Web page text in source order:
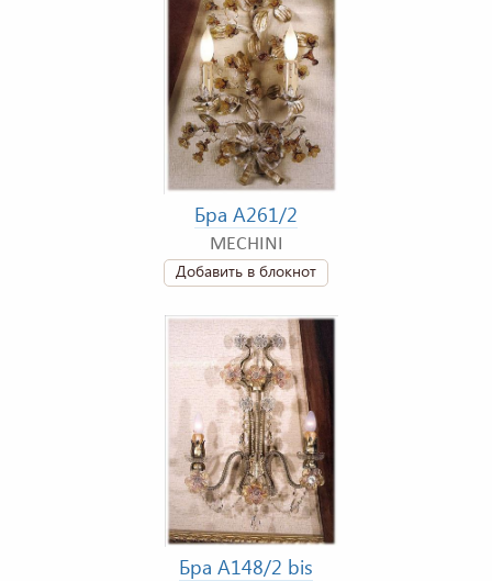
Бра A261/2
MECHINI
Добавить в блокнот
Бра A148/2 bis